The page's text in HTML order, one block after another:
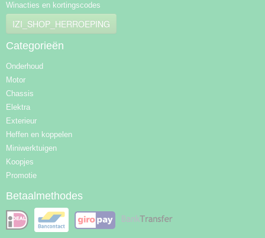
Winacties en kortingscodes
IZI_SHOP_HERROEPING
Categorieën
Onderhoud
Motor
Chassis
Elektra
Exterieur
Heffen en koppelen
Miniwerktuigen
Koopjes
Promotie
Betaalmethodes